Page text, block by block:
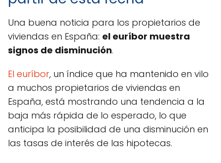
Una buena noticia para los propietarios de
viviendas en España: el euríbor muestra
signos de disminución.
El euríbor, un índice que ha mantenido en vilo
a muchos propietarios de viviendas en
España, está mostrando una tendencia a la
baja más rápida de lo esperado, lo que
anticipa la posibilidad de una disminución en
las tasas de interés de las hipotecas.